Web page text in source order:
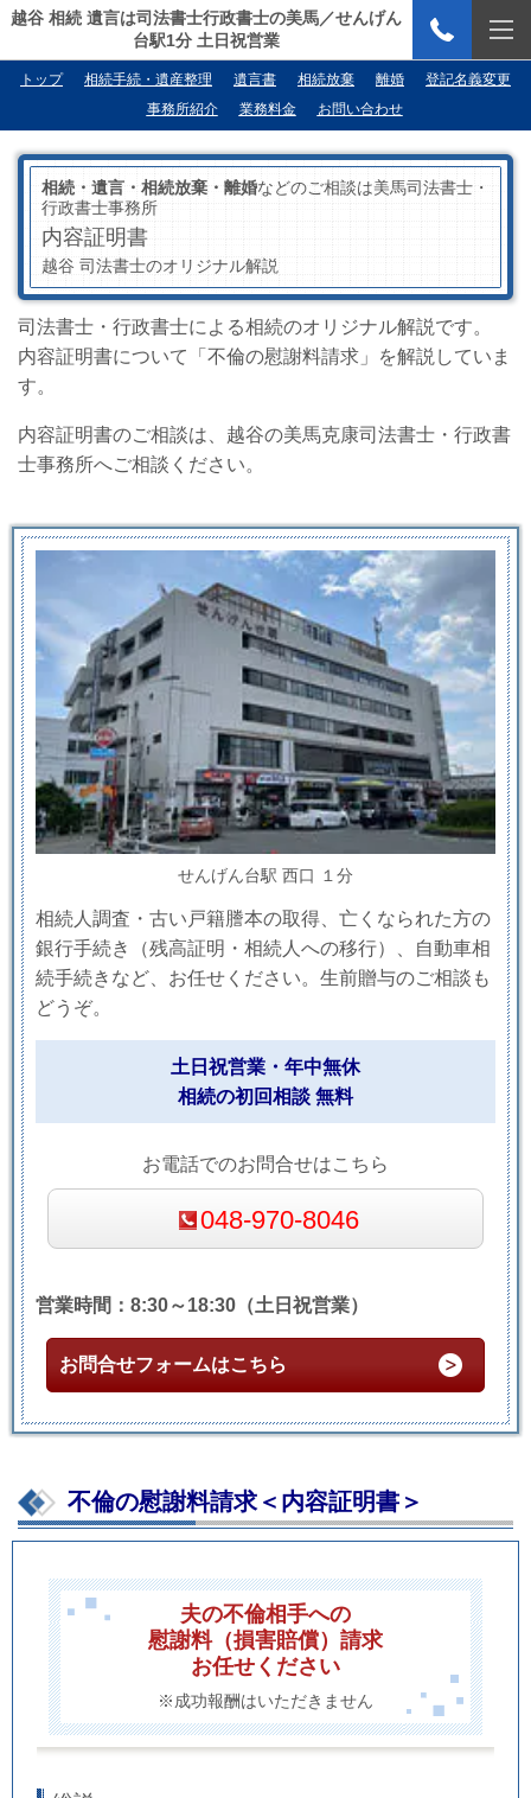
越谷 相続 遺言は司法書士行政書士の美馬／せんげん
台駅1分 土日祝営業
トップ 相続手続・遺産整理 遺言書 相続放棄 離婚
登記名義変更
事務所紹介
業務料金 お問い合わせ
相続・遺言・相続放棄・離婚などのご相談は美馬司法書士・
行政書士事務所
内容証明書
越谷 司法書士のオリジナル解説
司法書士・行政書士による相続のオリジナル解説です。
内容証明書について「不倫の慰謝料請求」を解説していま
す。
内容証明書のご相談は、越谷の美馬克康司法書士・行政書
士事務所へご相談ください。
せんげん台駅 西口 １分
相続人調査・古い戸籍謄本の取得、亡くなられた方の
銀行手続き（残高証明・相続人への移行）、自動車相
続手続きなど、お任せください。生前贈与のご相談も
どうぞ。
土日祝営業・年中無休
相続の初回相談 無料
お電話でのお問合せはこちら
048-970-8046
営業時間：8:30～18:30（土日祝営業）
お問合せフォームはこちら
不倫の慰謝料請求＜内容証明書＞
夫の不倫相手への
慰謝料（損害賠償）請求
お任せください
※成功報酬はいただきません